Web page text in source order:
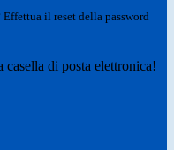
il reset della password
di posta elettronica!